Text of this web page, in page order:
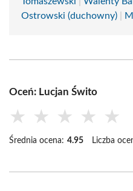
Ostrowski (duchowny)
Oceń: Lucjan Świto
★ ★ ★ ★ ★
Średnia ocena: 4.95 Liczba